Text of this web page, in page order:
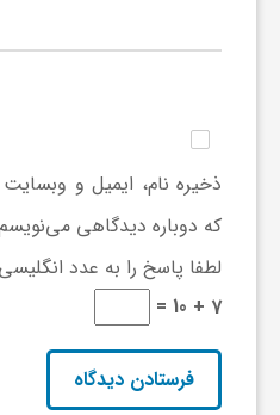
ذخیره نام، ایمیل و
که دوباره دیدگاهی
لطفا پاسخ را به عدد
7 + 10 =